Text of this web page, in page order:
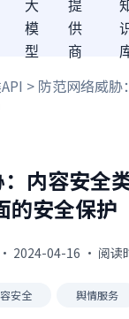
大
模
型
提
供
商
> 防范网络威胁
内容安全
的安全保护
2024-04-16 · 阅读
安全 舆情服务